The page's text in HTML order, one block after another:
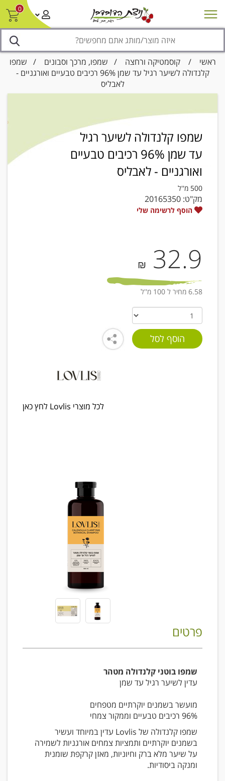
0
מבצעים סניפים צור קשר/ביטול הזמנה
ראשי /קוסמטיקה ורחצה / שמפו, מרכך וסבונים / שמפו
קלנדולה לשיער רגיל עד שמן 96% רכיבים טבעיים ואורגניים -
לאבליס
שמפו קלנדולה לשיער רגיל
עד שמן 96% רכיבים טבעיים
ואורגניים - לאבליס
500 מ''ל
מק"ט: 20165350
הוסף לרשימה שלי
32.9
₪
6.58 מחיר ל 100 מ''ל
לכל מוצרי Lovlis לחץ כאן
פרטים
שמפו בוטני קלנדולה מטהר
עדין לשיער רגיל עד שמן
מועשר בשמנים יוקרתיים מטפחים
96% רכיבים טבעיים וממקור צמחי
שמפו קלנדולה של Lovlis עדין במיוחד ועשיר
בשמנים יוקרתיים ותמציות צמחים אורגניות לשמירה
על שיער מלא ברק וחיוניות, מאזן קרקפת שומנית
ומנקה ביסודיות.